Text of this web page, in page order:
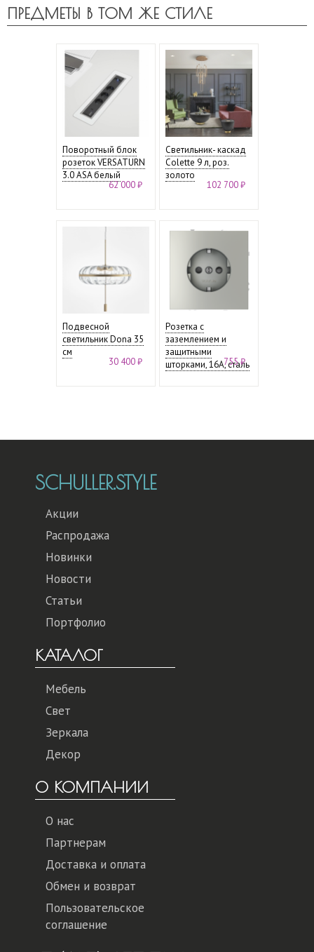
ПРЕДМЕТЫ В ТОМ ЖЕ СТИЛЕ
Поворотный блок
розеток VERSATURN
3.0 ASA белый
62 000 ₽
Светильник- каскад
Colette 9 л, роз.
золото
102 700 ₽
Подвесной
светильник Dona 35
см
30 400 ₽
Розетка с
заземлением и
защитными
шторками, 16А, сталь
755 ₽
SCHULLER.STYLE
Акции
Распродажа
Новинки
Новости
Статьи
Портфолио
КАТАЛОГ
Мебель
Свет
Зеркала
Декор
О КОМПАНИИ
О нас
Партнерам
Доставка и оплата
Обмен и возврат
Пользовательское
соглашение